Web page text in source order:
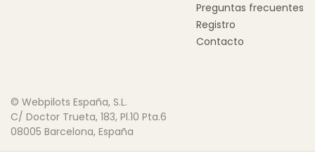
Preguntas frecuentes
Registro
Contacto
© Webpilots España, S.L.
C/ Doctor Trueta, 183, Pl.10 Pta.6
08005 Barcelona, España